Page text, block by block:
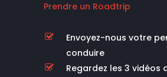
Prendre un Roadtrip
Envoyez-nous votre
conduire
Regardez les 3 vidéos